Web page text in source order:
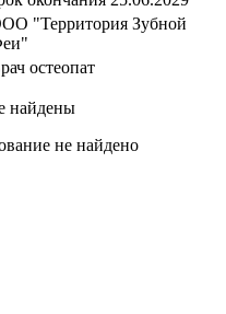
"Территория Зубной
остеопат
найдены
не найдено